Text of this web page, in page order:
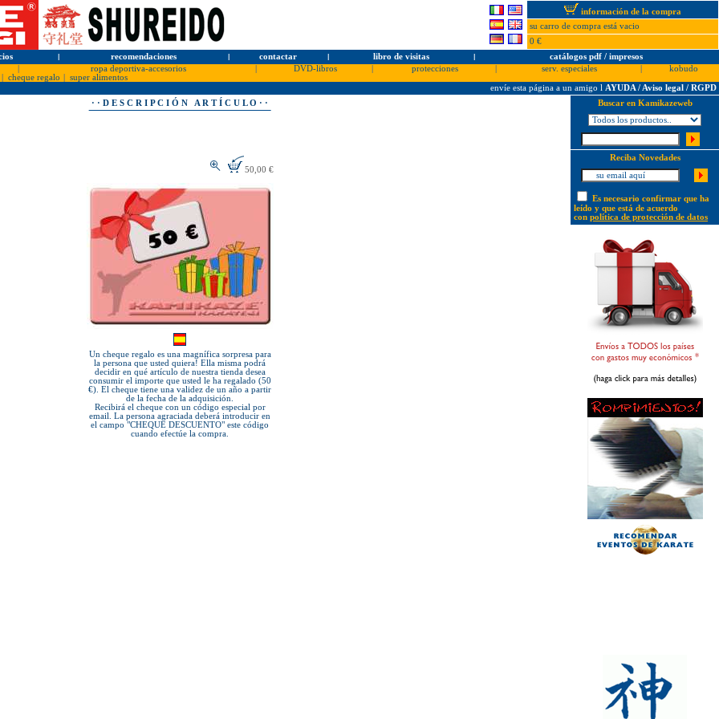
información de la compra
su carro de compra está vacio
0 €
l recomendaciones l contactar l libro de visitas l
catálogos pdf / impresos
ropa deportiva-accesorios DVD-libros protecciones serv. especiales
kobudo
cheque regalo
super alimentos
envíe esta página a un amigo l AYUDA / Aviso legal / RGPD
· · D E S C R I P C I Ó N A R T Í C U L O · ·
50,00 €
Un cheque regalo es una magnífica sorpresa para
la persona que usted quiera! Ella misma podrá
decidir en qué artículo de nuestra tienda desea
consumir el importe que usted le ha regalado (50
€). El cheque tiene una validez de un año a partir
de la fecha de la adquisición.
Recibirá el cheque con un código especial por
email. La persona agraciada deberá introducir en
el campo "CHEQUE DESCUENTO" este código
cuando efectúe la compra.
Buscar en Kamikazeweb
Reciba Novedades
Es necesario confirmar que ha
leído y que está de acuerdo
con política de protección de datos